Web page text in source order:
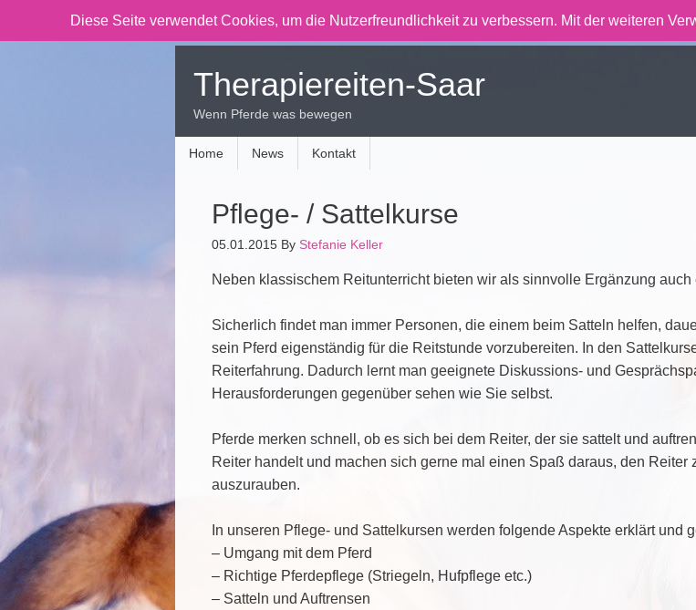
Therapiereiten-Saar
Wenn Pferde was bewegen
Home News Kontakt
Pflege- / Sattelkurse
05.01.2015 By Stefanie Keller
Neben klassischem Reitunterricht bieten wir als sinnvolle Ergänzung
Sicherlich findet man immer Personen, die einem beim Satteln helfen,
sein Pferd eigenständig für die Reitstunde vorzubereiten. In den
Reiterfahrung. Dadurch lernt man geeignete Diskussions- und
Herausforderungen gegenüber sehen wie Sie selbst.
Pferde merken schnell, ob es sich bei dem Reiter, der sie sattelt und
Reiter handelt und machen sich gerne mal einen Spaß daraus, den
auszurauben.
In unseren Pflege- und Sattelkursen werden folgende Aspekte erklärt und
– Umgang mit dem Pferd
– Richtige Pferdepflege (Striegeln, Hufpflege etc.)
– Satteln und Auftrensen
Diese Seite verwendet Cookies, um die Nutzerfreundlichkeit zu verbessern. Mit der weiteren